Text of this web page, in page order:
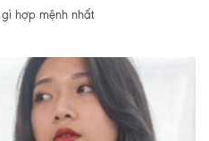
hợp mệnh nhất